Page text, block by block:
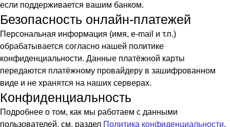
если поддерживается вашим банком.
Безопасность онлайн‑платежей
Персональная информация (имя, e‑mail и т.п.)
обрабатывается согласно нашей политике
конфиденциальности. Данные платёжной карты
передаются платёжному провайдеру в зашифрованном
виде и не хранятся на наших серверах.
Конфиденциальность
Подробнее о том, как мы работаем с данными
пользователей, см. раздел Политика конфиденциальности,